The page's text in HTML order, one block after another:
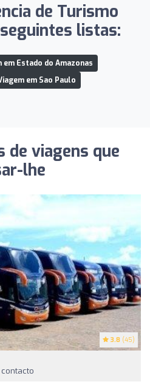
de Turismo
listas:
em Estado do Amazonas
em Sao Paulo
de viagens que
lhe
3.8 (45)